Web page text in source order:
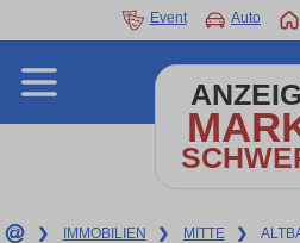
Event Auto
❯ IMMOBILIEN ❯ MITTE ❯